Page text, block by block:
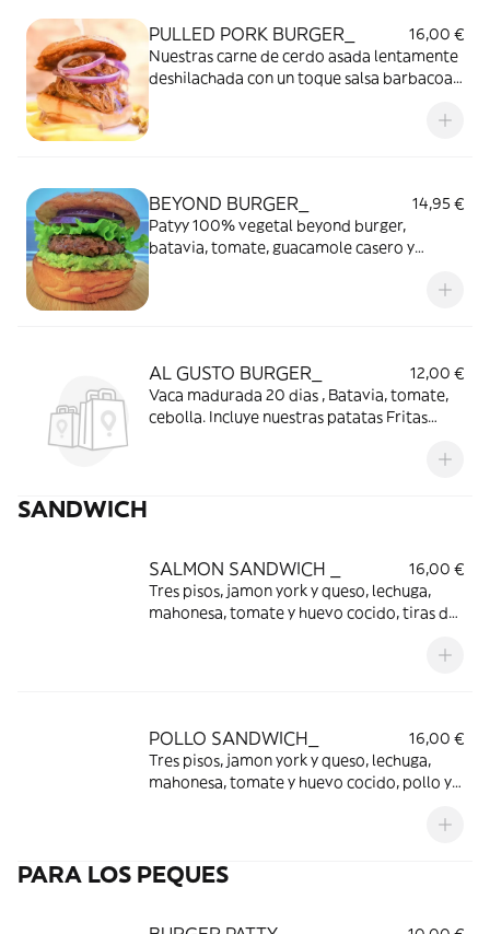
PULLED PORK BURGER_
16,00 €
Nuestras carne de cerdo asada lentamente
deshilachada con un toque salsa barbacoa
BEYOND BURGER_
14,95 €
Patyy 100% vegetal beyond burger,
batavia, tomate, guacamole casero y
AL GUSTO BURGER_
12,00 €
Vaca madurada 20 dias , Batavia, tomate,
cebolla. Incluye nuestras patatas Fritas
SANDWICH
SALMON SANDWICH _
16,00 €
Tres pisos, jamon york y queso, lechuga,
mahonesa, tomate y huevo cocido, tiras de
POLLO SANDWICH_
16,00 €
Tres pisos, jamon york y queso, lechuga,
mahonesa, tomate y huevo cocido, pollo y
PARA LOS PEQUES